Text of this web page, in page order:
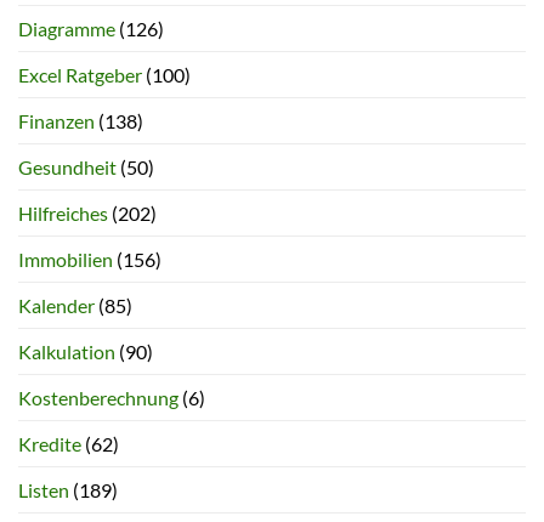
Diagramme (126)
Excel Ratgeber (100)
Finanzen (138)
Gesundheit (50)
Hilfreiches (202)
Immobilien (156)
Kalender (85)
Kalkulation (90)
Kostenberechnung (6)
Kredite (62)
Listen (189)